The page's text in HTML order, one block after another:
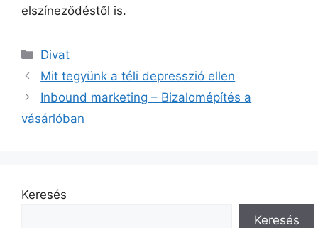
elszíneződéstől is.
Kategória
Divat
Mit tegyünk a téli depresszió ellen
Inbound marketing – Bizalomépítés a
vásárlóban
Keresés
Keresés